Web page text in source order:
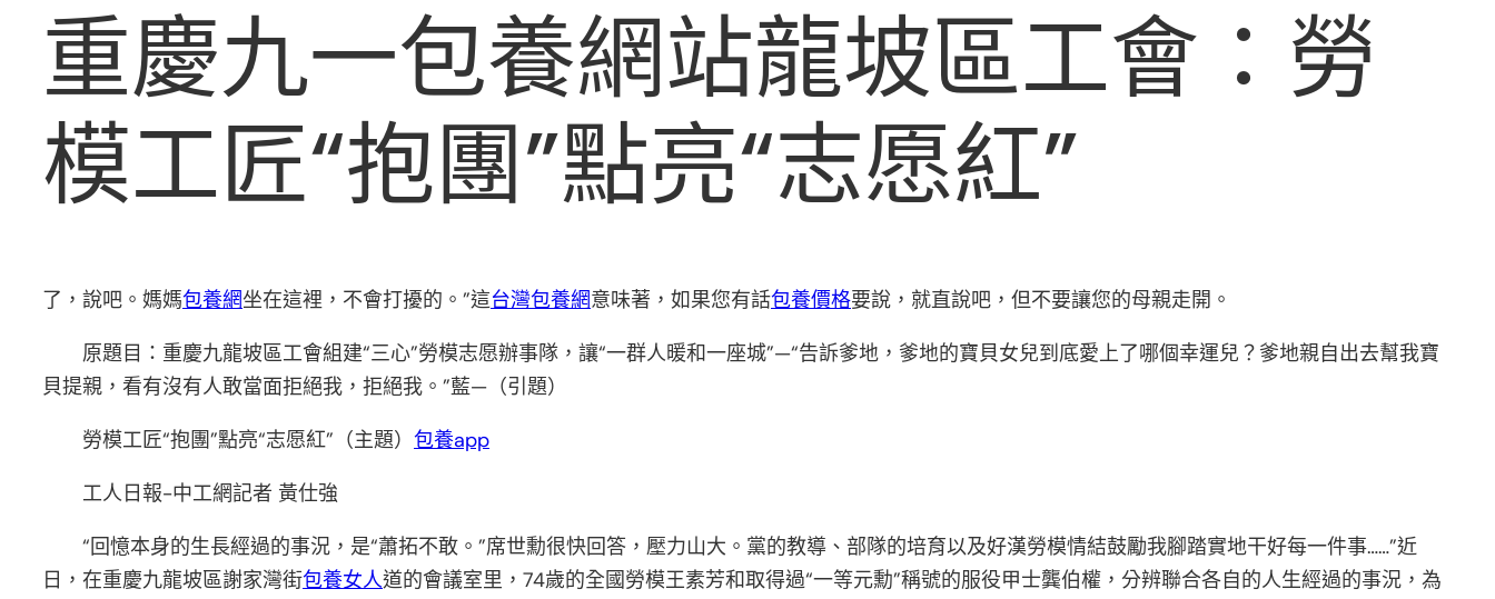
重慶九一包養網站龍坡區工會：勞
模工匠“抱團”點亮“志愿紅”
了，說吧。媽媽包養網坐在這裡，不會打擾的。”這台灣包養網意味著，如果您有話包養價格要說，就直說吧，但不要讓您的母親走開。
原題目：重慶九龍坡區工會組建“三心”勞模志愿辦事隊，讓“一群人暖和一座城”—“告訴爹地，爹地的寶貝女兒到底愛上了哪個幸運兒？爹地親自出去幫我寶
貝提親，看有沒有人敢當面拒絕我，拒絕我。”藍—（引題）
勞模工匠“抱團”點亮“志愿紅”（主題） 包養app
工人日報-中工網記者 黃仕強
“回憶本身的生長經過的事況，是“蕭拓不敢。”席世勳很快回答，壓力山大。黨的教導、部隊的培育以及好漢勞模情結鼓勵我腳踏實地干好每一件事……”近
日，在重慶九龍坡區謝家灣街包養女人道的會議室里，74歲的全國勞模王素芳和取得過“一等元勳”稱號的服役甲士龔伯權，分辨聯合各自的人生經過的事況，為